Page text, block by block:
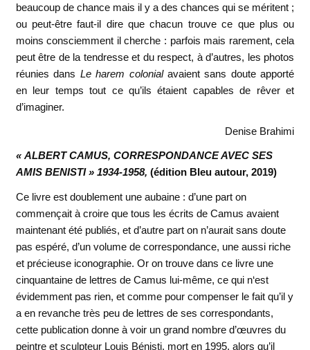
beaucoup de chance mais il y a des chances qui se méritent ;
ou peut-être faut-il dire que chacun trouve ce que plus ou
moins consciemment il cherche : parfois mais rarement, cela
peut être de la tendresse et du respect, à d’autres, les photos
réunies dans Le harem colonialavaient sans doute apporté
en leur temps tout ce qu’ils étaient capables de rêver et
d’imaginer.
Denise Brahimi
« ALBERT CAMUS, CORRESPONDANCE AVEC SES
AMIS BENISTI » 1934-1958, (édition Bleu autour, 2019)
Ce livre est doublement une aubaine : d’une part on
commençait à croire que tous les écrits de Camus avaient
maintenant été publiés, et d’autre part on n’aurait sans doute
pas espéré, d’un volume de correspondance, une aussi riche
et précieuse iconographie. Or on trouve dans ce livre une
cinquantaine de lettres de Camus lui-même, ce qui n‘est
évidemment pas rien, et comme pour compenser le fait qu’il y
a en revanche très peu de lettres de ses correspondants,
cette publication donne à voir un grand nombre d’œuvres du
peintre et sculpteur Louis Bénisti, mort en 1995, alors qu’il